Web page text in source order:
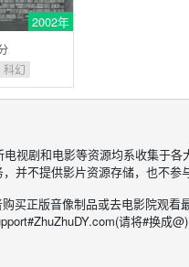
2002年
科幻
视剧和电影等资源均系收集于各
并不提供影片资源存储，也不参
买正版音像制品或去电影院观看
请将#换成@)